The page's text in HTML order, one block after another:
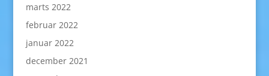
marts 2022
februar 2022
januar 2022
december 2021